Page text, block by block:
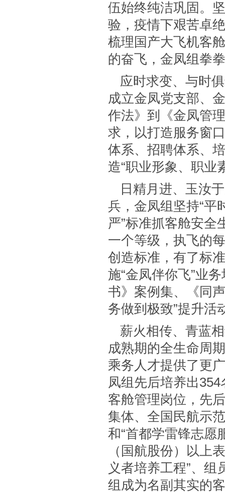
伍始终纯洁巩固。
验，疫情下艰苦卓
梳理国产大飞机客
的奋飞，金凤组拳
应时求变、与时
成立金凤党支部、
作法》到《金凤管
求，以打造服务窗
体系、招聘体系、
造“职业形象、职业
日精月进、玉汝
兵，金凤组坚持“平
严”标准抓客舱安全
一个等级，执飞的
创造标准，有了标
施“金凤伴你飞”业
书》案例集、《同
务做到极致”提升活
薪火相传、青蓝
成熟期的全生命周
乘务人才提供了更
凤组先后培养出
客舱管理岗位，先
集体、全国民航示
和“首都学雷锋志愿
（国航股份）以上
义者培养工程”、
组成为名副其实的